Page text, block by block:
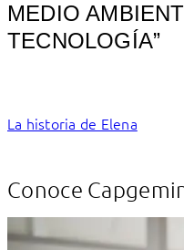
MEDIO
TECNOLOGÍA”
La historia de Elena
Conoce